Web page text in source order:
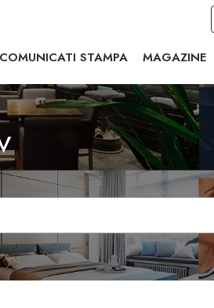
COMUNICATI STAMPA MAGAZINE